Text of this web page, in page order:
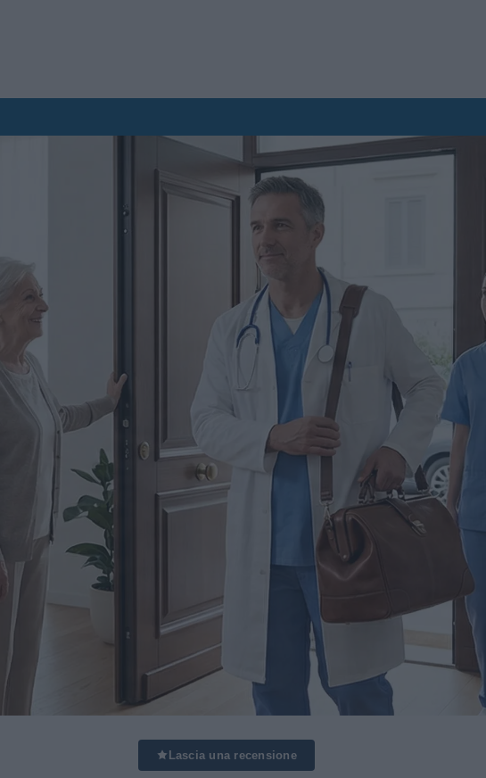
Lascia una recensione